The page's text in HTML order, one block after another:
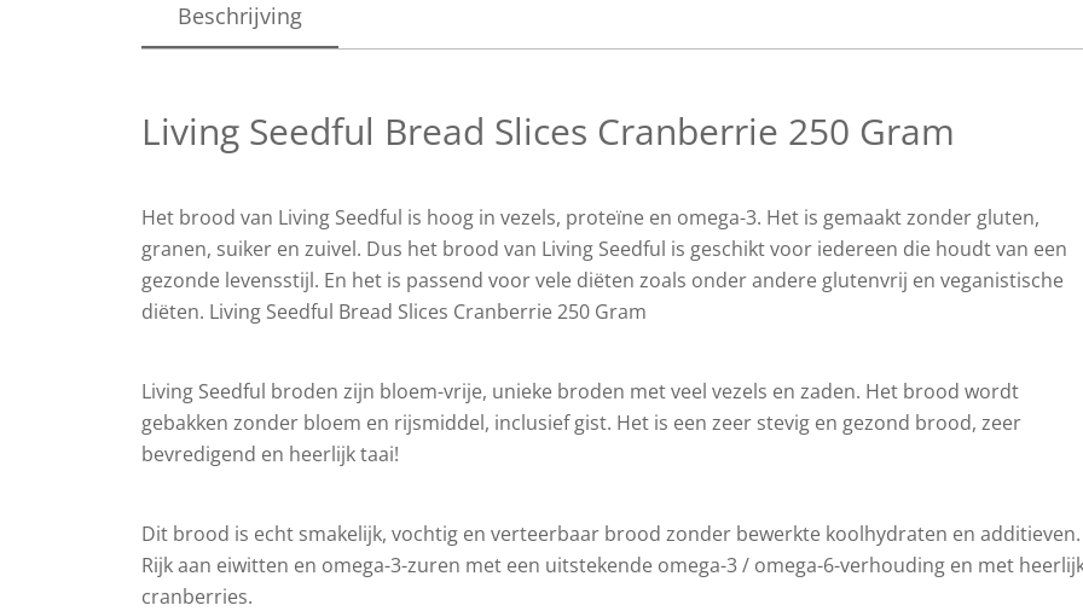
Beschrijving
Living Seedful Bread Slices Cranberrie 250 Gram
Het brood van Living Seedful is hoog in vezels, proteïne en omega-3. Het is gemaakt zonder gluten,
granen, suiker en zuivel. Dus het brood van Living Seedful is geschikt voor iedereen die houdt van een
gezonde levensstijl. En het is passend voor vele diëten zoals onder andere glutenvrij en veganistische
diëten. Living Seedful Bread Slices Cranberrie 250 Gram
Living Seedful broden zijn bloem-vrije, unieke broden met veel vezels en zaden. Het brood wordt
gebakken zonder bloem en rijsmiddel, inclusief gist. Het is een zeer stevig en gezond brood, zeer
bevredigend en heerlijk taai!
Dit brood is echt smakelijk, vochtig en verteerbaar brood zonder bewerkte koolhydraten en additieven.
Rijk aan eiwitten en omega-3-zuren met een uitstekende omega-3 / omega-6-verhouding en met
cranberries.